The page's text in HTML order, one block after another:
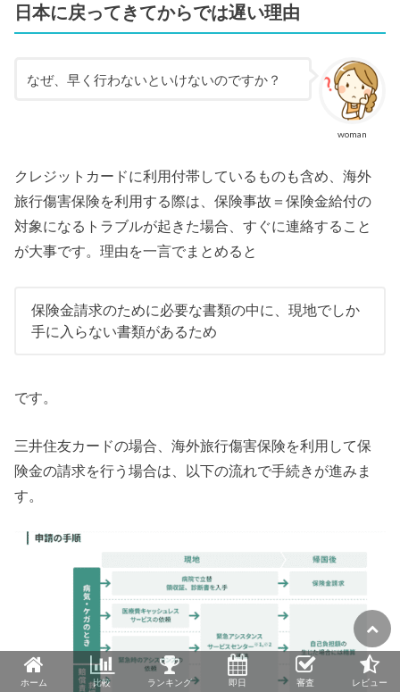
日本に戻ってきてからでは遅い理由
woman
なぜ、早く行わないといけないのですか？
クレジットカードに利用付帯しているものも含め、海外
旅行傷害保険を利用する際は、保険事故＝保険金給付の
対象になるトラブルが起きた場合、すぐに連絡すること
が大事です。理由を一言でまとめると
保険金請求のために必要な書類の中に、現地でしか
手に入らない書類があるため
です。
三井住友カードの場合、海外旅行傷害保険を利用して保
険金の請求を行う場合は、以下の流れで手続きが進みま
す。
ホーム 比較 ランキング 即日 審査 レビュー